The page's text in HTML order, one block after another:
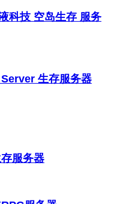
科技 空岛生存 服务
生存服务器
服务器